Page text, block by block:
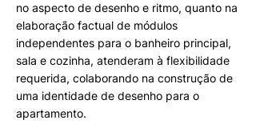
no aspecto de desenho e ritmo, quanto na
elaboração factual de módulos
independentes para o banheiro principal,
sala e cozinha, atenderam à flexibilidade
requerida, colaborando na construção de
uma identidade de desenho para o
apartamento.